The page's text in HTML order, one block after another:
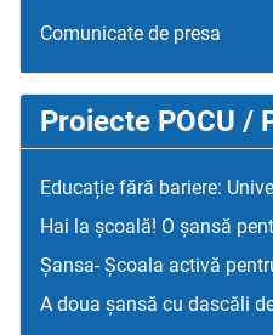
Comunicate de presa
Proiecte POCU /
Educație fără bariere:
Hai la școală! O șansă
Șansa- Școala activă
A doua șansă cu dascăli